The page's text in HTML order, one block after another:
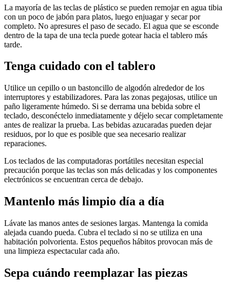
La mayoría de las teclas de plástico se pueden remojar en agua tibia
con un poco de jabón para platos, luego enjuagar y secar por
completo. No apresures el paso de secado. El agua que se esconde
dentro de la tapa de una tecla puede gotear hacia el tablero más
tarde.
Tenga cuidado con el tablero
Utilice un cepillo o un bastoncillo de algodón alrededor de los
interruptores y estabilizadores. Para las zonas pegajosas, utilice un
paño ligeramente húmedo. Si se derrama una bebida sobre el
teclado, desconéctelo inmediatamente y déjelo secar completamente
antes de realizar la prueba. Las bebidas azucaradas pueden dejar
residuos, por lo que es posible que sea necesario realizar
reparaciones.
Los teclados de las computadoras portátiles necesitan especial
precaución porque las teclas son más delicadas y los componentes
electrónicos se encuentran cerca de debajo.
Mantenlo más limpio día a día
Lávate las manos antes de sesiones largas. Mantenga la comida
alejada cuando pueda. Cubra el teclado si no se utiliza en una
habitación polvorienta. Estos pequeños hábitos provocan más de
una limpieza espectacular cada año.
Sepa cuándo reemplazar las piezas